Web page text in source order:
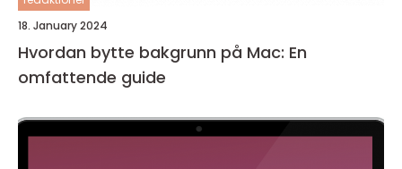
18. January 2024
Hvordan bytte bakgrunn på Mac: En
omfattende guide